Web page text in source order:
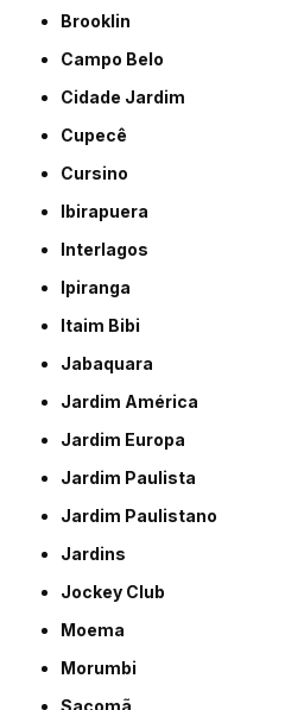
Brooklin
Campo Belo
Cidade Jardim
Cupecê
Cursino
Ibirapuera
Interlagos
Ipiranga
Itaim Bibi
Jabaquara
Jardim América
Jardim Europa
Jardim Paulista
Jardim Paulistano
Jardins
Jockey Club
Moema
Morumbi
Sacomã